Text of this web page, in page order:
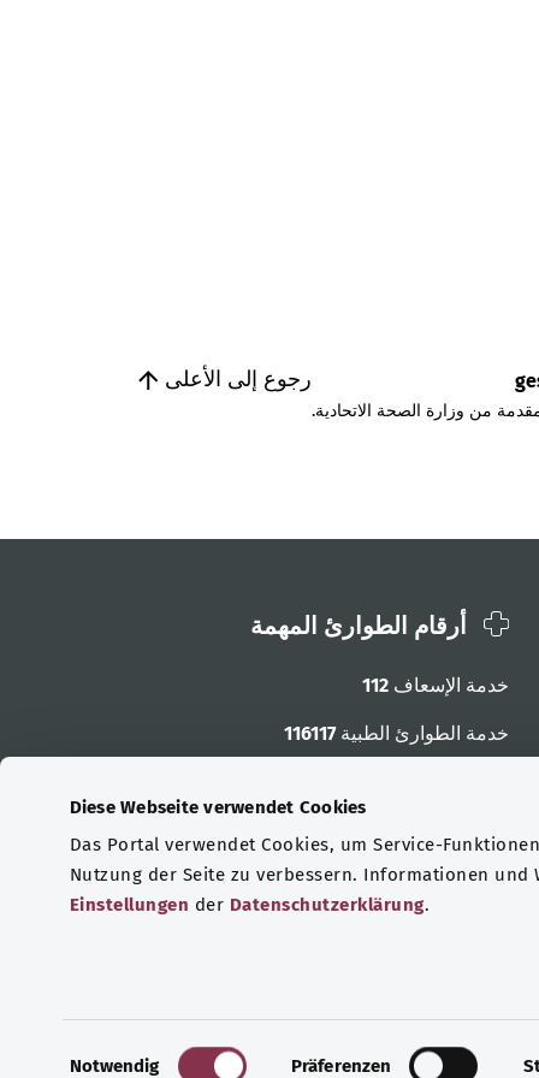
Diese Webseite verwendet Cookies
Das Portal verwendet Cookies, um Service-
Nutzung der Seite zu verbessern. Informationen
Einstellungen der Datenschutzerklärung.
Notwendig Präferenzen
رجوع إلى الأعلى
من وزارة الصحة الاتحادية.
أرقام الطوارئ المهمة
خدمة الإسعاف 112
خدمة الطوارئ الطبية116117